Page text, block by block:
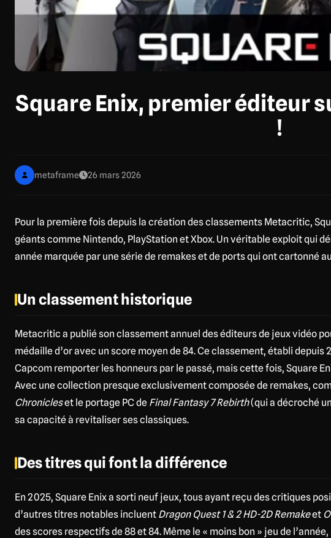
Square Enix, premier éditeur
!
metaframe 26 mars 2026
Pour la première fois depuis la création des classements Metacritic,
géants comme Nintendo, PlayStation et Xbox. Un véritable exploit qui
année marquée par une série de remakes et de ports qui ont cartonné
Un classement historique
Metacritic a publié son classement annuel des éditeurs de jeux vidéo
médaille d’or avec un score moyen de 84. Ce classement, établi depuis
Capcom remporter les honneurs par le passé, mais cette fois, Square
Avec une collection presque exclusivement composée de remakes,
Chronicleset le portage PC de Final Fantasy 7 Rebirth(qui a décroché
sa capacité à revitaliser ses classiques.
Des titres qui font la différence
En 2025, Square Enix a sorti neuf jeux, tous ayant reçu des critiques
d’autres titres notables incluent Dragon Quest 1 & 2 HD-2D Remakeet
des scores respectifs de 88 et 84. Même le « moins bon » jeu de l’année,